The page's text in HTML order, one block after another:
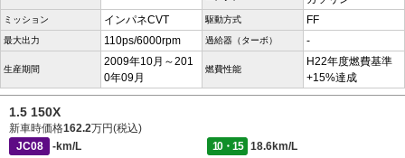
ミッション インパネCVT 駆動方式 FF
最大出力 110ps/6000rpm 過給器（ターボ） -
生産期間
2009年10月～201
0年09月
燃費性能
H22年度燃費基準
+15%達成
1.5 150X
新車時価格162.2万円(税込)
JC08
-km/L 10・15
18.6km/L